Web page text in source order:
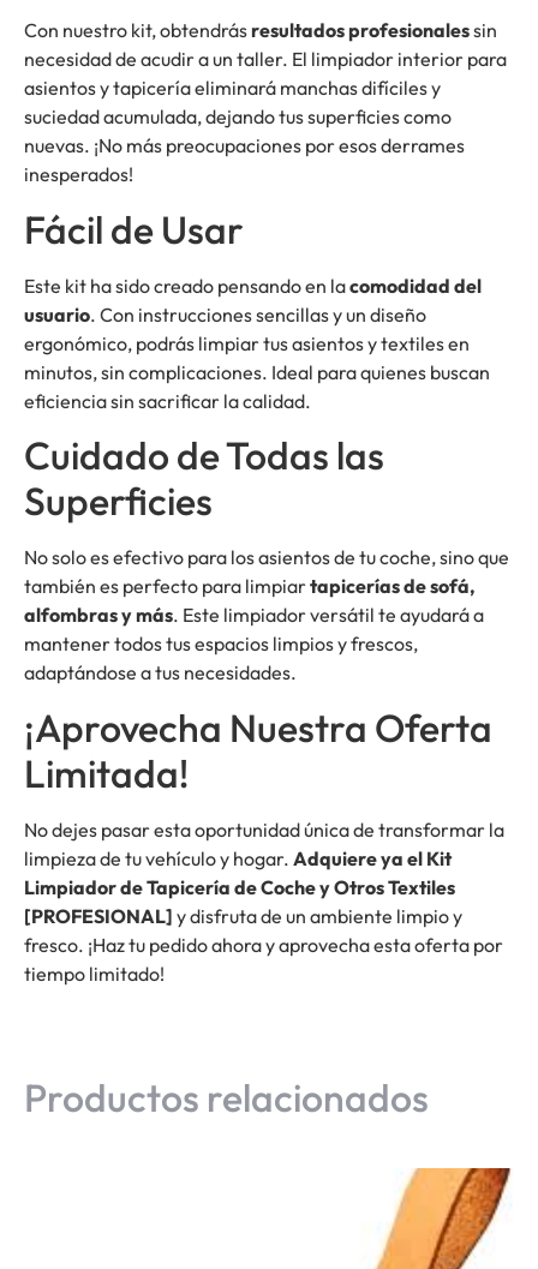
Con nuestro kit, obtendrásresultados profesionalessin
necesidad de acudir a un taller. El limpiador interior para
asientos y tapicería eliminará manchas difíciles y
suciedad acumulada, dejando tus superficies como
nuevas. ¡No más preocupaciones por esos derrames
inesperados!
Fácil de Usar
Este kit ha sido creado pensando en lacomodidad del
usuario. Con instrucciones sencillas y un diseño
ergonómico, podrás limpiar tus asientos y textiles en
minutos, sin complicaciones. Ideal para quienes buscan
eficiencia sin sacrificar la calidad.
Cuidado de Todas las
Superficies
No solo es efectivo para los asientos de tu coche, sino que
también es perfecto para limpiartapicerías de sofá,
alfombras y más. Este limpiador versátil te ayudará a
mantener todos tus espacios limpios y frescos,
adaptándose a tus necesidades.
¡Aprovecha Nuestra Oferta
Limitada!
No dejes pasar esta oportunidad única de transformar la
limpieza de tu vehículo y hogar. Adquiere ya el Kit
Limpiador de Tapicería de Coche y Otros Textiles
[PROFESIONAL] y disfruta de un ambiente limpio y
fresco. ¡Haz tu pedido ahora y aprovecha esta oferta por
tiempo limitado!
Productos relacionados